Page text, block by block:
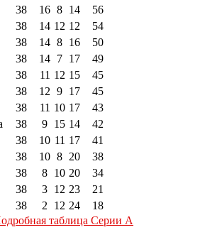
38 16 8 14
56
38 14 12 12
54
38 14 8 16
50
38 14 7 17
49
38 11 12 15
45
38 12 9 17
45
38 11 10 17
43
38 9 15 14
42
38 10 11 17
41
38 10 8 20
38
38 8 10 20
34
38 3 12 23
21
38 2 12 24
18
таблица Серии А